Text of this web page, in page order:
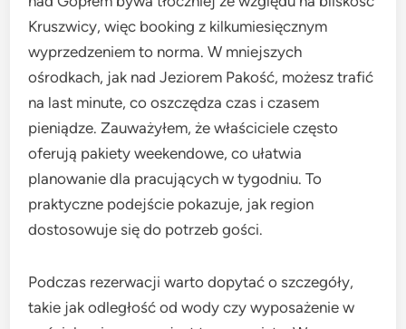
Kruszwicy, więc booking z kilkumiesięcznym
wyprzedzeniem to norma. W mniejszych
ośrodkach, jak nad Jeziorem Pakość, możesz trafić
na last minute, co oszczędza czas i czasem
pieniądze. Zauważyłem, że właściciele często
oferują pakiety weekendowe, co ułatwia
planowanie dla pracujących w tygodniu. To
praktyczne podejście pokazuje, jak region
dostosowuje się do potrzeb gości.
Podczas rezerwacji warto dopytać o szczegóły,
takie jak odległość od wody czy wyposażenie w